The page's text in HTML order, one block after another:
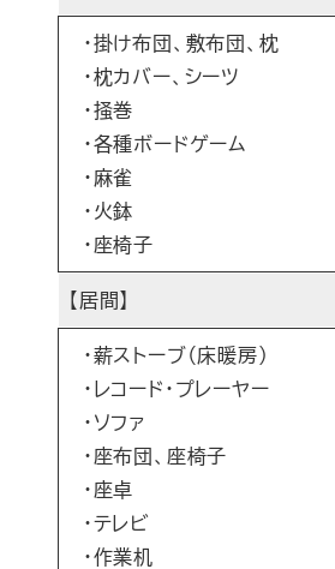
・掛け布団、敷布団、枕
・枕カバー、シーツ
・掻巻
・各種ボードゲーム
・麻雀
・火鉢
・座椅子
【居間】
・薪ストーブ（床暖房）
・レコード・プレーヤー
・ソファ
・座布団、座椅子
・座卓
・テレビ
・作業机